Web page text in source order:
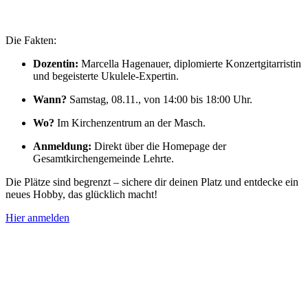
Die Fakten:
Dozentin: Marcella Hagenauer, diplomierte Konzertgitarristin
und begeisterte Ukulele-Expertin.
Wann? Samstag, 08.11., von 14:00 bis 18:00 Uhr.
Wo? Im Kirchenzentrum an der Masch.
Anmeldung: Direkt über die Homepage der
Gesamtkirchengemeinde Lehrte.
Die Plätze sind begrenzt – sichere dir deinen Platz und entdecke ein
neues Hobby, das glücklich macht!
Hier anmelden